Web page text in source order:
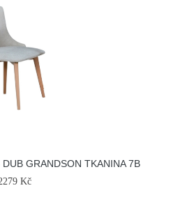
GRANDSON TKANINA 7B
Kč